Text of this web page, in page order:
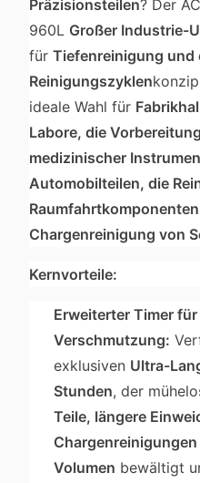
Präzisionsteilen? Der
960L Großer Industrie-
für Tiefenreinigung und
Reinigungszyklen
ideale Wahl für
Labore, die
medizinischer
Automobilteilen, die
Chargenreinigung von
Kernvorteile:
Erweiterter Timer
Verschmutzung:
exklusiven Ultra-
Stunden, der
Teile, längere
Volumen bewältigt